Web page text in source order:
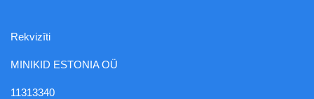
Rekvizīti
MINIKID ESTONIA OÜ
11313340